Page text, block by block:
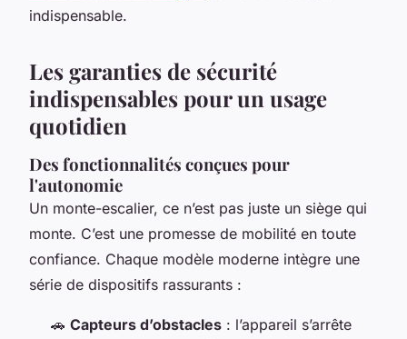
indispensable.
Les garanties de sécurité
indispensables pour un usage
quotidien
Des fonctionnalités conçues pour
l'autonomie
Un monte-escalier, ce n’est pas juste un siège qui
monte. C’est une promesse de mobilité en toute
confiance. Chaque modèle moderne intègre une
série de dispositifs rassurants :
🚗 Capteurs d’obstacles : l’appareil s’arrête